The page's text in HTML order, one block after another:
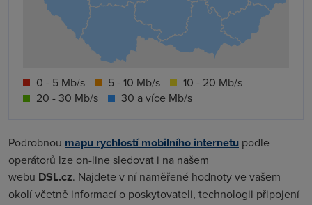
0 - 5 Mb/s 5 - 10 Mb/s
10 - 20 Mb/s
20 - 30 Mb/s
30 a více Mb/s
Podrobnou mapu rychlostí mobilního internetu podle
operátorů lze on-line sledovat i na našem
webu DSL.cz. Najdete v ní naměřené hodnoty ve vašem
okolí včetně informací o poskytovateli, technologii připojení